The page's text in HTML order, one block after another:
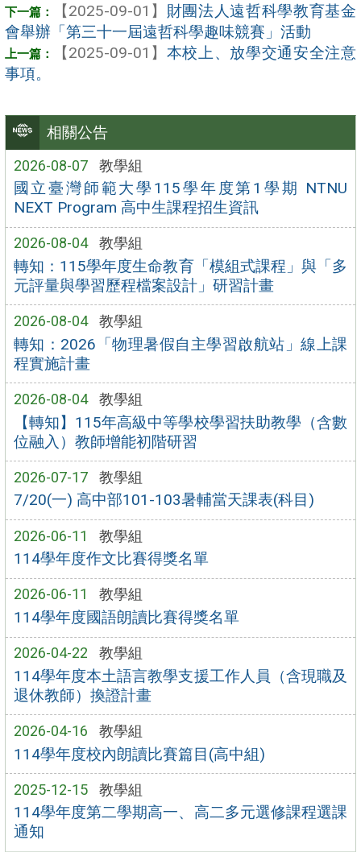
相關公告
2026-08-07 教學組
國立臺灣師範大學115學年度第1學期 NTNU
NEXT Program 高中生課程招生資訊
2026-08-04 教學組
轉知：115學年度生命教育「模組式課程」與「多
元評量與學習歷程檔案設計」研習計畫
2026-08-04 教學組
轉知：2026「物理暑假自主學習啟航站」線上課
程實施計畫
2026-08-04 教學組
【轉知】115年高級中等學校學習扶助教學（含數
位融入）教師增能初階研習
2026-07-17 教學組
7/20(一) 高中部101-103暑輔當天課表(科目)
2026-06-11 教學組
114學年度作文比賽得獎名單
2026-06-11 教學組
114學年度國語朗讀比賽得獎名單
2026-04-22 教學組
114學年度本土語言教學支援工作人員（含現職及
退休教師）換證計畫
2026-04-16 教學組
114學年度校內朗讀比賽篇目(高中組)
2025-12-15 教學組
114學年度第二學期高一、高二多元選修課程選課
通知
【2025-09-01】 財團法人遠哲科學教育基金
會舉辦「第三十一屆遠哲科學趣味競賽」活動
【2025-09-01】 本校上、放學交通安全注意
事項。